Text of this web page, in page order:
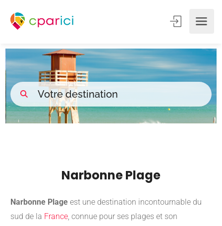
Narbonne Plage
Narbonne Plage est une destination incontournable du
sud de la France , connue pour ses plages et son